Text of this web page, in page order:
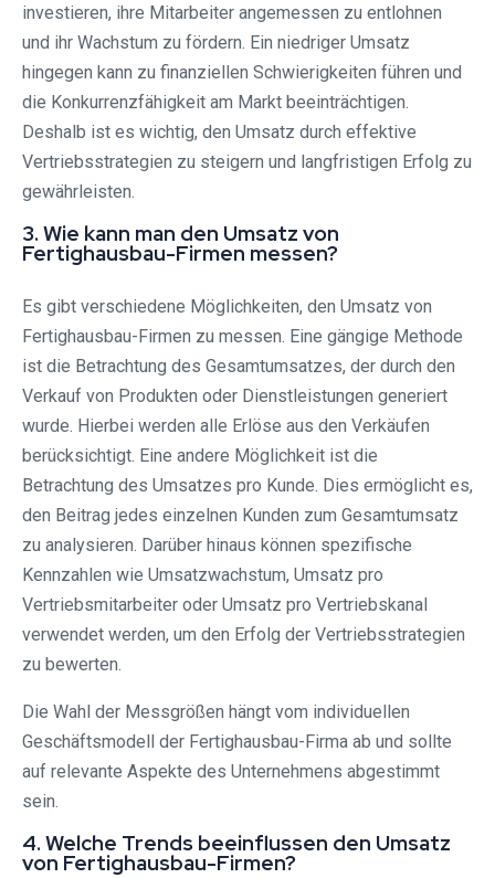
investieren, ihre Mitarbeiter angemessen zu entlohnen
und ihr Wachstum zu fördern. Ein niedriger Umsatz
hingegen kann zu finanziellen Schwierigkeiten führen und
die Konkurrenzfähigkeit am Markt beeinträchtigen.
Deshalb ist es wichtig, den Umsatz durch effektive
Vertriebsstrategien zu steigern und langfristigen Erfolg zu
gewährleisten.
3. Wie kann man den Umsatz von
Fertighausbau-Firmen messen?
Es gibt verschiedene Möglichkeiten, den Umsatz von
Fertighausbau-Firmen zu messen. Eine gängige Methode
ist die Betrachtung des Gesamtumsatzes, der durch den
Verkauf von Produkten oder Dienstleistungen generiert
wurde. Hierbei werden alle Erlöse aus den Verkäufen
berücksichtigt. Eine andere Möglichkeit ist die
Betrachtung des Umsatzes pro Kunde. Dies ermöglicht es,
den Beitrag jedes einzelnen Kunden zum Gesamtumsatz
zu analysieren. Darüber hinaus können spezifische
Kennzahlen wie Umsatzwachstum, Umsatz pro
Vertriebsmitarbeiter oder Umsatz pro Vertriebskanal
verwendet werden, um den Erfolg der Vertriebsstrategien
zu bewerten.
Die Wahl der Messgrößen hängt vom individuellen
Geschäftsmodell der Fertighausbau-Firma ab und sollte
auf relevante Aspekte des Unternehmens abgestimmt
sein.
4. Welche Trends beeinflussen den Umsatz
von Fertighausbau-Firmen?